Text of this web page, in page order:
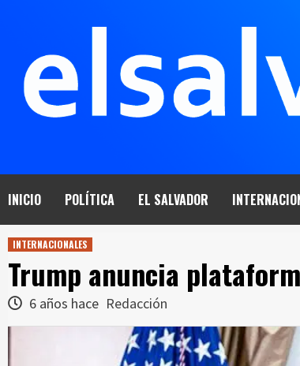
INICIO POLÍTICA EL SALVADOR
INTERNACIONALES
Trump anuncia
6 años hace Redacción